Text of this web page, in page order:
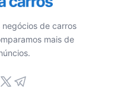
de carros
mais de